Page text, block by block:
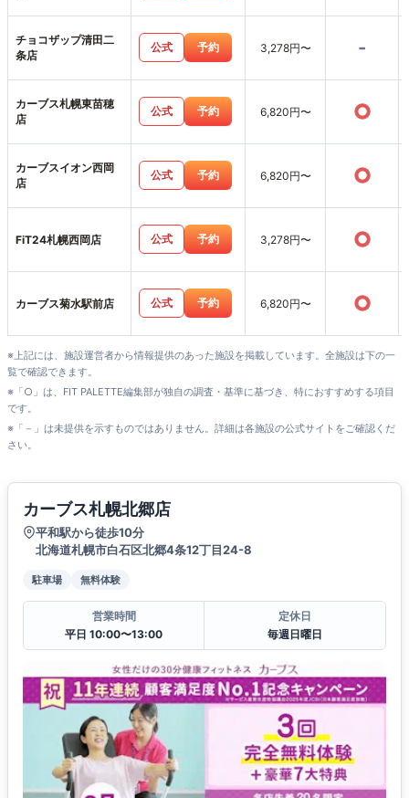
チョコザップ清田二
条店
公式 予約 3,278円〜 -
カーブス札幌東苗穂
店
公式 予約 6,820円〜 ○
カーブスイオン西岡
店
公式 予約 6,820円〜 ○
FiT24札幌西岡店 公式 予約 3,278円〜 ○
カーブス菊水駅前店 公式 予約 6,820円〜 ○
※上記には、施設運営者から情報提供のあった施設を掲載しています。全施設は下の一
覧で確認できます。
※「○」は、FIT PALETTE編集部が独自の調査・基準に基づき、特におすすめする項目
です。
※「－」は未提供を示すものではありません。詳細は各施設の公式サイトをご確認くだ
さい。
カーブス札幌北郷店
平和駅から徒歩10分
北海道札幌市白石区北郷4条12丁目24-8
駐車場 無料体験
営業時間
平日 10:00〜13:00
定休日
毎週日曜日